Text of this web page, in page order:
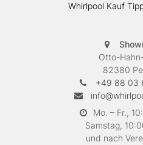
Whirlpool Kauf
Otto-Hahn-
82380
+49 88 03
Mo. – Fr.,
Samstag,
und nach